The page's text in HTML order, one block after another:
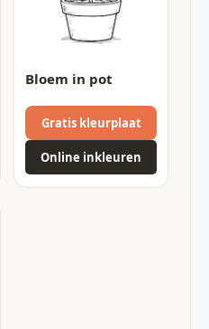
Bloem in pot
Gratis kleurplaat
Online inkleuren